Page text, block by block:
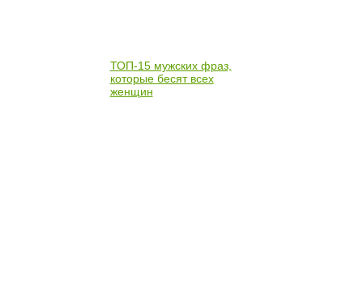
ТОП-15 мужских фраз,
которые бесят всех
женщин